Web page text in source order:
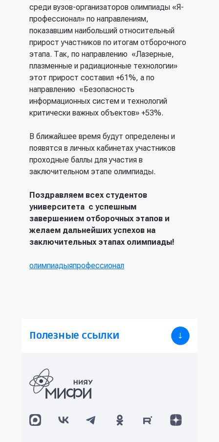
среди вузов-организаторов олимпиады «Я-
профессионал» по направлениям,
показавшим наибольший относительный
прирост участников по итогам отборочного
этапа. Так, по направлению «Лазерные,
плазменные и радиационные технологии»
этот прирост составил +61%, а по
направлению «Безопасность
информационных систем и технологий
критически важных объектов» +53%.
В ближайшее время будут определены и
появятся в личных кабинетах участников
проходные баллы для участия в
заключительном этапе олимпиады.
Поздравляем всех студентов
университета с успешным
завершением отборочных этапов и
желаем дальнейших успехов на
заключительных этапах олимпиады!
олимпиадыяпрофессионал
Полезные ссылки